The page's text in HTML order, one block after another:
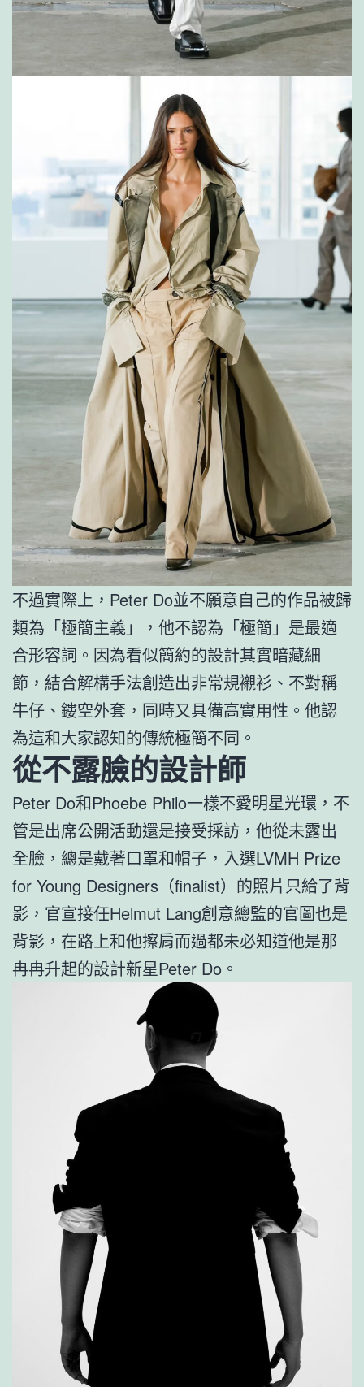
不過實際上，Peter Do並不願意自己的作品被歸
類為「極簡主義」，他不認為「極簡」是最適
合形容詞。因為看似簡約的設計其實暗藏細
節，結合解構手法創造出非常規襯衫、不對稱
牛仔、鏤空外套，同時又具備高實用性。他認
為這和大家認知的傳統極簡不同。
從不露臉的設計師
Peter Do和Phoebe Philo一樣不愛明星光環，不
管是出席公開活動還是接受採訪，他從未露出
全臉，總是戴著口罩和帽子，入選LVMH Prize
for Young Designers（finalist）的照片只給了背
影，官宣接任Helmut Lang創意總監的官圖也是
背影，在路上和他擦肩而過都未必知道他是那
冉冉升起的設計新星Peter Do。